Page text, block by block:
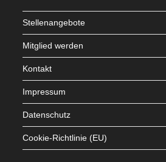
Stellenangebote
Mitglied werden
Kontakt
Impressum
Datenschutz
Cookie-Richtlinie (EU)